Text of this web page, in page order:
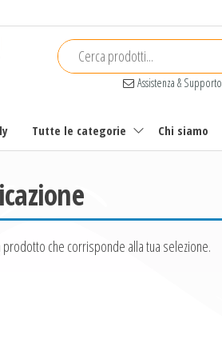
Wiiper
a basso
prezzo
Assistenza & Supporto
Tutte le categorie Chi siamo
che corrisponde alla tua selezione.